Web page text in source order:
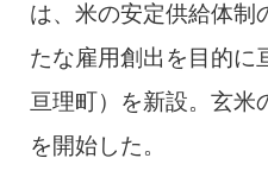
は、米の安定供給体制
たな雇用創出を目的に
亘理町）を新設。玄米
を開始した。